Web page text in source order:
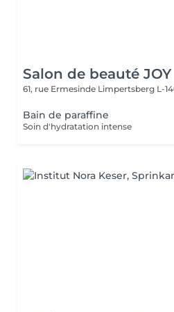
Salon de beauté JOY
61, rue Ermesinde Limpertsberg L-
Bain de paraffine
Soin d'hydratation intense